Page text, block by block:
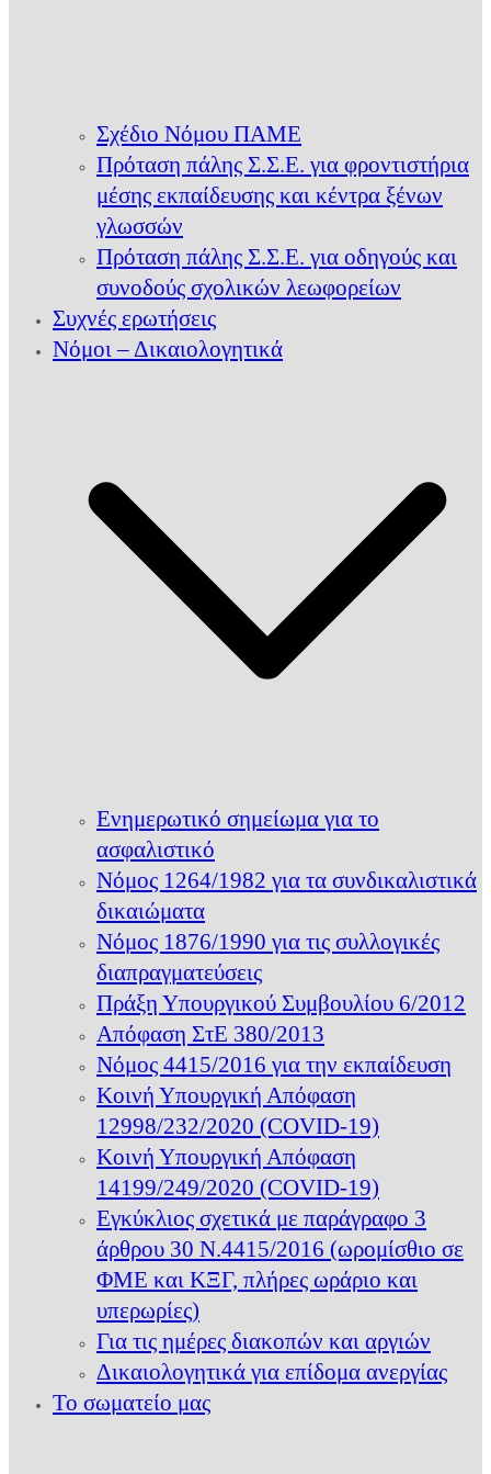
Σχέδιο Νόμου ΠΑΜΕ
Πρόταση πάλης Σ.Σ.Ε. για φροντιστήρια
μέσης εκπαίδευσης και κέντρα ξένων
γλωσσών
Πρόταση πάλης Σ.Σ.Ε. για οδηγούς και
συνοδούς σχολικών λεωφορείων
Συχνές ερωτήσεις
Νόμοι – Δικαιολογητικά
Ενημερωτικό σημείωμα για το
ασφαλιστικό
Νόμος 1264/1982 για τα συνδικαλιστικά
δικαιώματα
Νόμος 1876/1990 για τις συλλογικές
διαπραγματεύσεις
Πράξη Υπουργικού Συμβουλίου 6/2012
Απόφαση ΣτΕ 380/2013
Νόμος 4415/2016 για την εκπαίδευση
Κοινή Υπουργική Απόφαση
12998/232/2020 (COVID-19)
Κοινή Υπουργική Απόφαση
14199/249/2020 (COVID-19)
Εγκύκλιος σχετικά με παράγραφο 3
άρθρου 30 Ν.4415/2016 (ωρομίσθιο σε
ΦΜΕ και ΚΞΓ, πλήρες ωράριο και
υπερωρίες)
Για τις ημέρες διακοπών και αργιών
Δικαιολογητικά για επίδομα ανεργίας
Το σωματείο μας